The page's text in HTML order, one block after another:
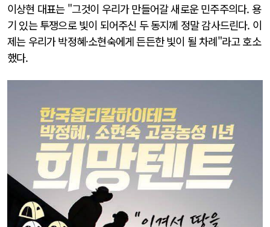
이상현 대표는 "그것이 우리가 만들어갈 새로운 민주주의다. 용
기 있는 투쟁으로 빛이 되어주신 두 동지께 정말 감사드린다. 이
제는 우리가 박정혜·소현숙에게 든든한 빛이 될 차례"라고 호소
했다.